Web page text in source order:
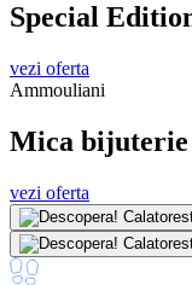
Special
vezi oferta
Ammouliani
Mica bijuterie
vezi oferta